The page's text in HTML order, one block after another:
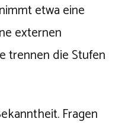
etwa eine
externen
trennen die Stufen
Fragen